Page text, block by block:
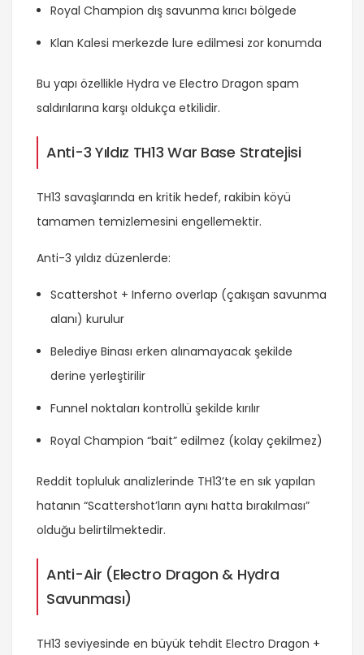
Royal Champion dış savunma kırıcı bölgede
Klan Kalesi merkezde lure edilmesi zor konumda
Bu yapı özellikle Hydra ve Electro Dragon spam
saldırılarına karşı oldukça etkilidir.
Anti-3 Yıldız TH13 War Base Stratejisi
TH13 savaşlarında en kritik hedef, rakibin köyü
tamamen temizlemesini engellemektir.
Anti-3 yıldız düzenlerde:
Scattershot + Inferno overlap (çakışan savunma
alanı) kurulur
Belediye Binası erken alınamayacak şekilde
derine yerleştirilir
Funnel noktaları kontrollü şekilde kırılır
Royal Champion “bait” edilmez (kolay çekilmez)
Reddit topluluk analizlerinde TH13’te en sık yapılan
hatanın “Scattershot’ların aynı hatta bırakılması”
olduğu belirtilmektedir.
Anti-Air (Electro Dragon & Hydra
Savunması)
TH13 seviyesinde en büyük tehdit Electro Dragon +